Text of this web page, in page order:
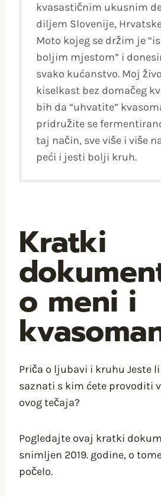
kvasastičnim ukusnim
diljem Slovenije,
Moto kojeg se držim je
boljim mjestom” i
svako kućanstvo. Moj
kiselkast bez domačeg
bih da “uhvatite”
pridružite se
taj način, sve više i više
peći i jesti bolji kruh.
Kratki
o meni i
Priča o ljubavi i kruhu Jeste
saznati s kim ćete provoditi
ovog tečaja?
Pogledajte ovaj kratki
snimljen 2019. godine, o
počelo.